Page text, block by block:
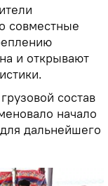
совместные
и открывают
состав
начало
дальнейшего